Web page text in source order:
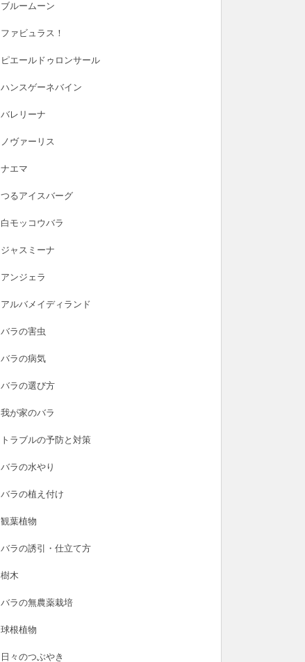
ブルームーン
ファビュラス！
ピエールドゥロンサール
ハンスゲーネバイン
バレリーナ
ノヴァーリス
ナエマ
つるアイスバーグ
白モッコウバラ
ジャスミーナ
アンジェラ
アルバメイディランド
バラの害虫
バラの病気
バラの選び方
我が家のバラ
トラブルの予防と対策
バラの水やり
バラの植え付け
観葉植物
バラの誘引・仕立て方
樹木
バラの無農薬栽培
球根植物
日々のつぶやき